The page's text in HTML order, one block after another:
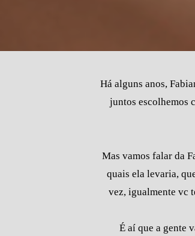
Há alguns anos,
juntos escolhemos
Mas vamos falar da
quais ela levaria,
vez, igualmente vc
É aí que a gente